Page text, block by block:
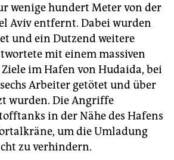
wenige hundert Meter von der
Aviv entfernt. Dabei wurden
und ein Dutzend weitere
mit einem massiven
im Hafen von Hudaida, bei
Arbeiter getötet und über
wurden. Die Angriffe
in der Nähe des Hafens
um die Umladung
zu verhindern.